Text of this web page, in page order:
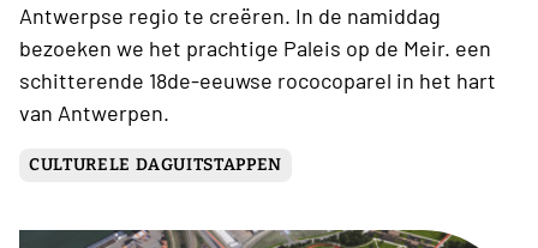
Antwerpse regio te creëren. In de namiddag
bezoeken we het prachtige Paleis op de Meir. een
schitterende 18de-eeuwse rococoparel in het hart
van Antwerpen.
CULTURELE DAGUITSTAPPEN